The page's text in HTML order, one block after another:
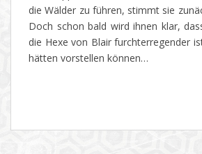
die Wälder zu führen, stimmt sie
Doch schon bald wird ihnen klar,
die Hexe von Blair furchterregender
hätten vorstellen können…